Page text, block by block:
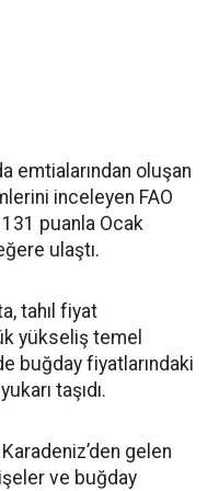
emtialarından oluşan
inceleyen FAO
puanla Ocak
ulaştı.
tahıl fiyat
yükseliş temel
buğday fiyatlarındaki
taşıdı.
gelen
ve buğday